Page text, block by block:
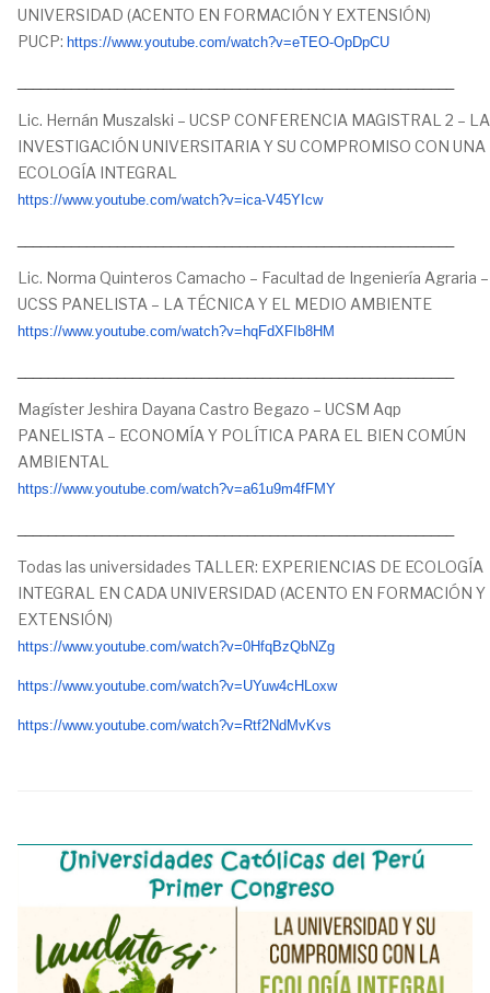
UNIVERSIDAD (ACENTO EN FORMACIÓN Y EXTENSIÓN)
PUCP: https://www.youtube.com/watch?v=eTEO-OpDpCU
Lic. Hernán Muszalski – UCSP CONFERENCIA MAGISTRAL 2 – LA
INVESTIGACIÓN UNIVERSITARIA Y SU COMPROMISO CON UNA
ECOLOGÍA INTEGRAL
https://www.youtube.com/watch?v=ica-V45YIcw
Lic. Norma Quinteros Camacho – Facultad de Ingeniería Agraria –
UCSS PANELISTA – LA TÉCNICA Y EL MEDIO AMBIENTE
https://www.youtube.com/watch?v=hqFdXFIb8HM
Magíster Jeshira Dayana Castro Begazo – UCSM Aqp
PANELISTA – ECONOMÍA Y POLÍTICA PARA EL BIEN COMÚN
AMBIENTAL
https://www.youtube.com/watch?v=a61u9m4fFMY
Todas las universidades TALLER: EXPERIENCIAS DE ECOLOGÍA
INTEGRAL EN CADA UNIVERSIDAD (ACENTO EN FORMACIÓN Y
EXTENSIÓN)
https://www.youtube.com/watch?v=0HfqBzQbNZg
https://www.youtube.com/watch?v=UYuw4cHLoxw
https://www.youtube.com/watch?v=Rtf2NdMvKvs